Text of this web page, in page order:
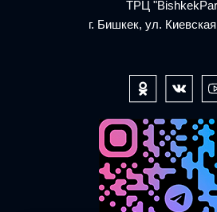
ТРЦ
г. Бишкек, ул.